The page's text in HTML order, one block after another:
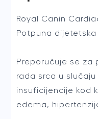
Royal Canin
Potpuna
Preporučuje se za
rada srca u
insuficijencije kod
edema,